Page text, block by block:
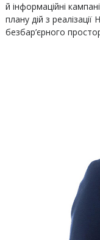
й інформаційні
плану дій з реалізації
безбар’єрного